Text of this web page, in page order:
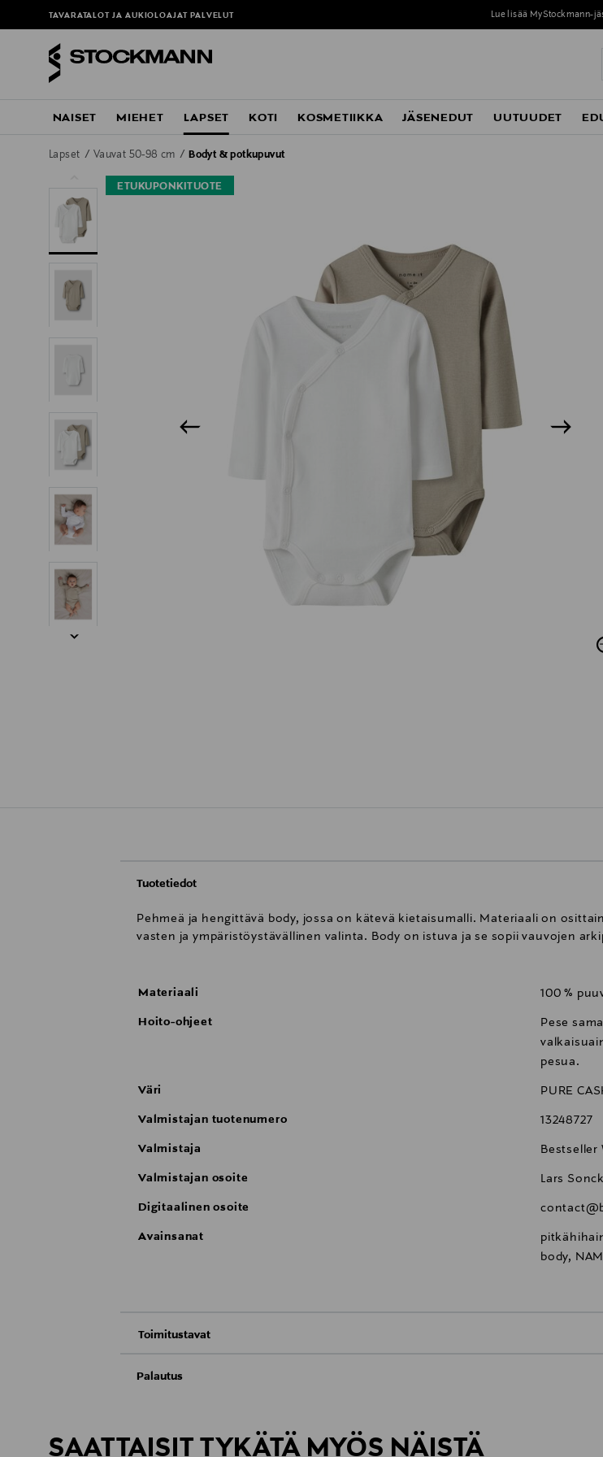
TAVARATALOT JA AUKIOLOAJAT PALVELUT Lue lisää MyStockmann-
NAISET MIEHET LAPSET KOTI KOSMETIIKKA JÄSENEDUT UUTUUDET
Lapset Vauvat 50-98 cm Bodyt & potkupuvut
ETUKUPONKITUOTE
Tuotetiedot
Pehmeä ja hengittävä body, jossa on kätevä kietaisumalli. Materiaali on
vasten ja ympäristöystävällinen valinta. Body on istuva ja se sopii vauvojen
Materiaali 100 %
Hoito-ohjeet
Pese
pesua.
Väri PURE
Valmistajan tuotenumero 13248727
Valmistaja Bestseller
Valmistajan osoite Lars
Digitaalinen osoite
Avainsanat
body,
Toimitustavat
Palautus
LUE TARKEMMAT PALAUTUSOHJEET
SAATTAISIT TYKÄTÄ MYÖS NÄISTÄ